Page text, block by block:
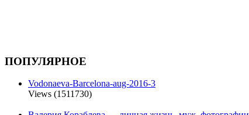
ПОПУЛЯРНОЕ
Vodonaeva-Barcelona-aug-2016-3
Views (1511730)